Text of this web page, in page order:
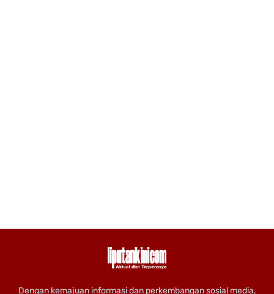
Dengan kemajuan informasi dan perkembangan sosial media,